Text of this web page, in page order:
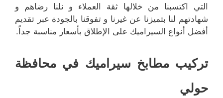
التي اكتسبنا من خلالها ثقة العملاء و نلنا رضاهم و
شهادتهم لنا بتميزنا عن غيرنا و تفوقنا بالجودة عبر تقديم
أفضل أنواع السيراميك على الإطلاق بأسعار مناسبة جداً.
تركيب مطابخ سيراميك في محافظة
حولي